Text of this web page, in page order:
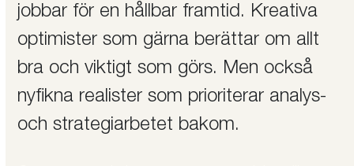
jobbar för en hållbar framtid. Kreativa
optimister som gärna berättar om allt
bra och viktigt som görs. Men också
nyfikna realister som prioriterar analys-
och strategiarbetet bakom.